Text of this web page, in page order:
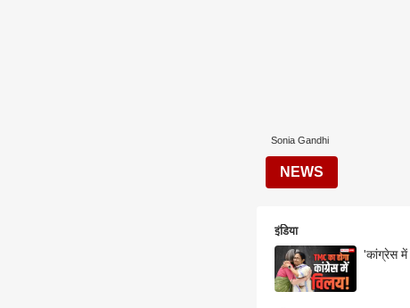
Sonia Gandhi
NEWS
इंडिया
'कांग्रेस में